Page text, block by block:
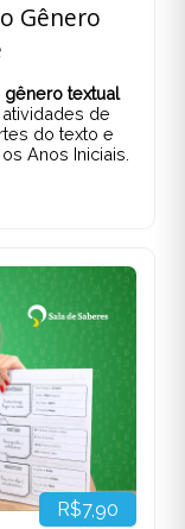
Gênero
gênero textual
de
do texto e
Anos Iniciais.
R$7,90